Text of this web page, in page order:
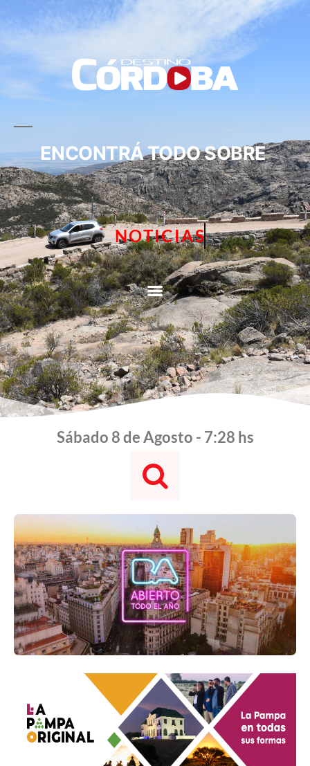
ENCONTRÁ TODO SOBRE
NOTICIAS
Sábado 8 de Agosto - 7:28 hs